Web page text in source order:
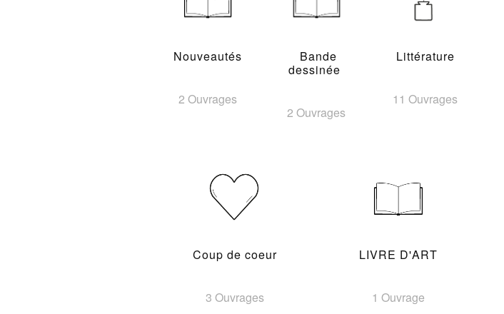
Nouveautés
2 Ouvrages
Bande
dessinée
2 Ouvrages
Littérature
11 Ouvrages
Coup de coeur
3 Ouvrages
LIVRE D'ART
1 Ouvrage